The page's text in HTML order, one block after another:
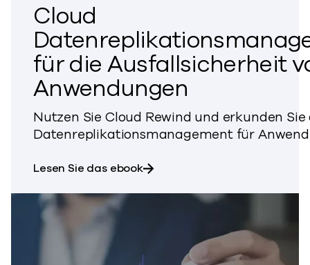
Cloud
für die Ausfallsicherheit
Anwendungen
Nutzen Sie Cloud Rewind und erkunden
Datenreplikationsmanagement für
Lesen Sie das ebooküber Cloud Data Replication